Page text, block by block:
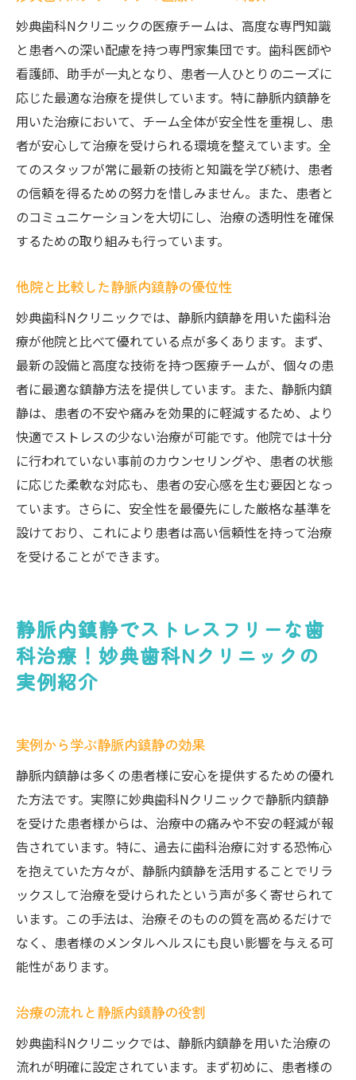
妙典歯科Nクリニックの医療チームは、高度な専門知識
と患者への深い配慮を持つ専門家集団です。歯科医師や
看護師、助手が一丸となり、患者一人ひとりのニーズに
応じた最適な治療を提供しています。特に静脈内鎮静を
用いた治療において、チーム全体が安全性を重視し、患
者が安心して治療を受けられる環境を整えています。全
てのスタッフが常に最新の技術と知識を学び続け、患者
の信頼を得るための努力を惜しみません。また、患者と
のコミュニケーションを大切にし、治療の透明性を確保
するための取り組みも行っています。
他院と比較した静脈内鎮静の優位性
妙典歯科Nクリニックでは、静脈内鎮静を用いた歯科治
療が他院と比べて優れている点が多くあります。まず、
最新の設備と高度な技術を持つ医療チームが、個々の患
者に最適な鎮静方法を提供しています。また、静脈内鎮
静は、患者の不安や痛みを効果的に軽減するため、より
快適でストレスの少ない治療が可能です。他院では十分
に行われていない事前のカウンセリングや、患者の状態
に応じた柔軟な対応も、患者の安心感を生む要因となっ
ています。さらに、安全性を最優先にした厳格な基準を
設けており、これにより患者は高い信頼性を持って治療
を受けることができます。
静脈内鎮静でストレスフリーな歯
科治療！妙典歯科Nクリニックの
実例紹介
実例から学ぶ静脈内鎮静の効果
静脈内鎮静は多くの患者様に安心を提供するための優れ
た方法です。実際に妙典歯科Nクリニックで静脈内鎮静
を受けた患者様からは、治療中の痛みや不安の軽減が報
告されています。特に、過去に歯科治療に対する恐怖心
を抱えていた方々が、静脈内鎮静を活用することでリラ
ックスして治療を受けられたという声が多く寄せられて
います。この手法は、治療そのものの質を高めるだけで
なく、患者様のメンタルヘルスにも良い影響を与える可
能性があります。
治療の流れと静脈内鎮静の役割
妙典歯科Nクリニックでは、静脈内鎮静を用いた治療の
流れが明確に設定されています。まず初めに、患者様の